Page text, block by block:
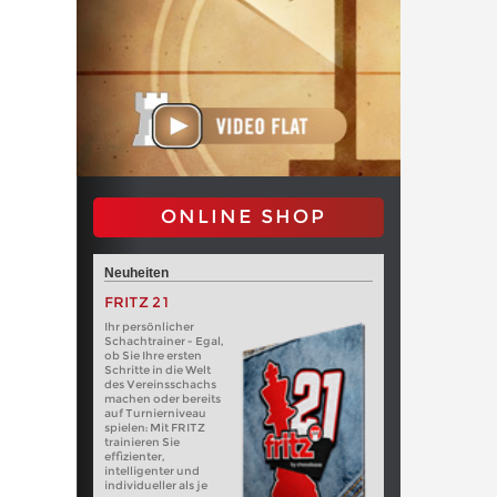
ONLINE SHOP
Neuheiten
FRITZ 21
Ihr persönlicher
Schachtrainer - Egal,
ob Sie Ihre ersten
Schritte in die Welt
des Vereinsschachs
machen oder bereits
auf Turnierniveau
spielen: Mit FRITZ
trainieren Sie
effizienter,
intelligenter und
individueller als je